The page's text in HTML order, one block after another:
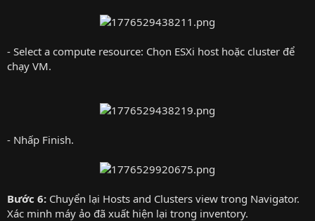
- Select a compute resource: Chọn ESXi host hoặc cluster để
chạy VM.
- Nhấp Finish.
Bước 6: Chuyển lại Hosts and Clusters view trong Navigator.
Xác minh máy ảo đã xuất hiện lại trong inventory.